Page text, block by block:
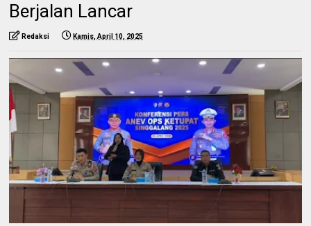
Berjalan Lancar
Redaksi Kamis, April 10, 2025